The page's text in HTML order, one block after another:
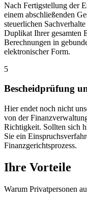
Nach Fertigstellung der
einem abschließenden
steuerlichen
Duplikat Ihrer gesamten
Berechnungen in
elektronischer Form.
5
Bescheidprüfung
Hier endet noch nicht
von der
Richtigkeit. Sollten sich
Sie ein
Finanzgerichtsprozess.
Ihre Vorteile
Warum Privatpersonen